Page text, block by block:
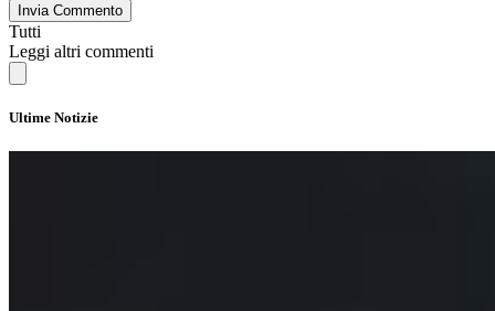
Invia Commento
Tutti
Leggi altri commenti
Ultime Notizie